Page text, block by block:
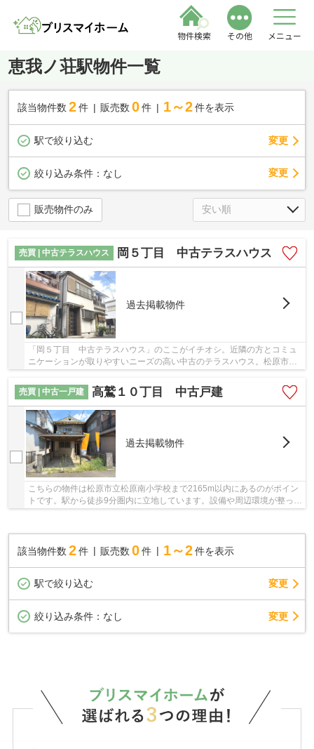
物件検索 その他 メニュー
恵我ノ荘駅物件一覧
該当物件数 2件 販売数 0 件 1～2 件を表示
駅で絞り込む 変更
絞り込み条件： なし 変更
販売物件のみ
売買 | 中古テラスハウス 岡５丁目 中古テラスハウス
過去掲載物件
「岡５丁目 中古テラスハウス」のここがイチオシ。近隣の方とコミュ
ニケーションが取りやすいニーズの高い中古のテラスハウス。松原市に
売買 | 中古一戸建
高鷲１０丁目 中古戸建
過去掲載物件
こちらの物件は松原市立松原南小学校まで2165m以内にあるのがポイン
トです。駅から徒歩9分圏内に立地しています。設備や周辺環境が整って
該当物件数 2件 販売数 0 件 1～2 件を表示
駅で絞り込む 変更
絞り込み条件： なし 変更